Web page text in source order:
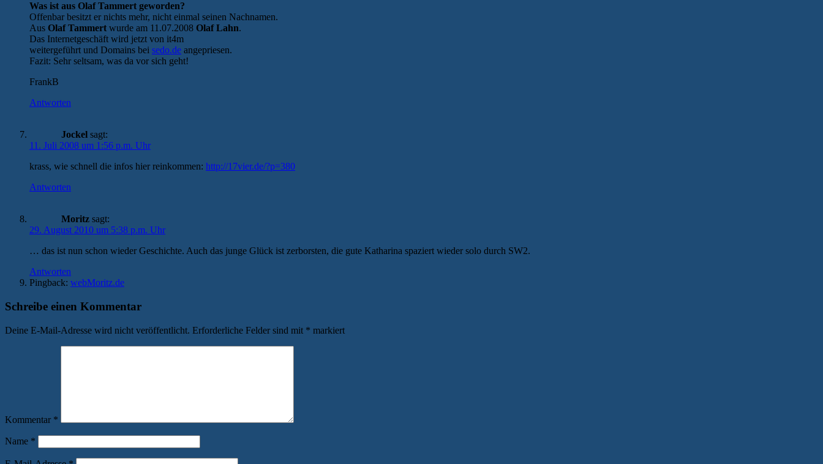
Was ist aus Olaf Tammert geworden?
Offenbar besitzt er nichts mehr, nicht einmal seinen Nachnamen.
Aus Olaf Tammert wurde am 11.07.2008 Olaf Lahn.
Das Internetgeschäft wird jetzt von it4m
weitergeführt und Domains bei sedo.de angepriesen.
Fazit: Sehr seltsam, was da vor sich geht!
FrankB
Antworten
Jockel sagt:
11. Juli 2008 um 1:56 p.m. Uhr
krass, wie schnell die infos hier reinkommen: http://17vier.de/?p=380
Antworten
Moritz sagt:
29. August 2010 um 5:38 p.m. Uhr
… das ist nun schon wieder Geschichte. Auch das junge Glück ist zerborsten, die gute Katharina spaziert wieder solo durch SW2.
Antworten
Pingback: webMoritz.de
Schreibe einen Kommentar
Deine E-Mail-Adresse wird nicht veröffentlicht. Erforderliche Felder sind mit * markiert
Kommentar *
Name *